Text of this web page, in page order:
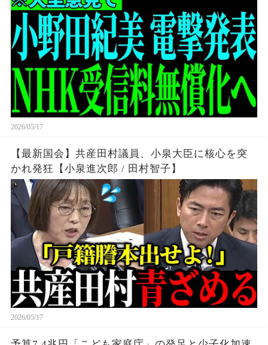
野田紀美/齊藤健一郎/自民党】
2026/05/17
【最新国会】共産田村議員、小泉大臣に核心を突
かれ発狂【小泉進次郎 / 田村智子】
2026/05/17